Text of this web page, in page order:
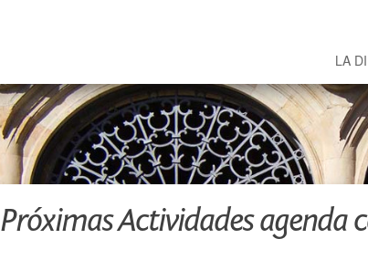
LA
Próximas Actividades agenda